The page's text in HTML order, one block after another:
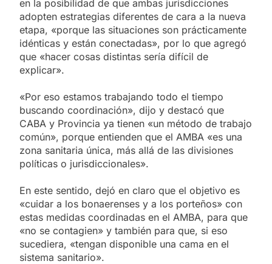
en la posibilidad de que ambas jurisdicciones
adopten estrategias diferentes de cara a la nueva
etapa, «porque las situaciones son prácticamente
idénticas y están conectadas», por lo que agregó
que «hacer cosas distintas sería difícil de
explicar».
«Por eso estamos trabajando todo el tiempo
buscando coordinación», dijo y destacó que
CABA y Provincia ya tienen «un método de trabajo
común», porque entienden que el AMBA «es una
zona sanitaria única, más allá de las divisiones
políticas o jurisdiccionales».
En este sentido, dejó en claro que el objetivo es
«cuidar a los bonaerenses y a los porteños» con
estas medidas coordinadas en el AMBA, para que
«no se contagien» y también para que, si eso
sucediera, «tengan disponible una cama en el
sistema sanitario».